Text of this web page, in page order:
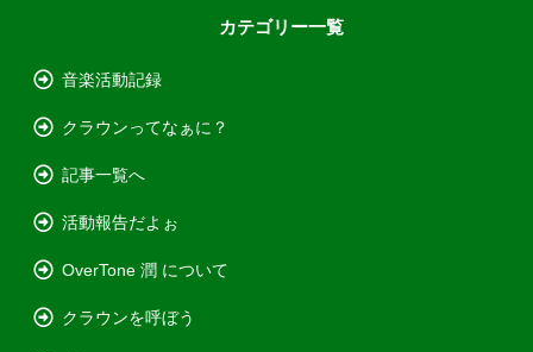
カテゴリー一覧
音楽活動記録
クラウンってなぁに？
記事一覧へ
活動報告だよぉ
OverTone 潤 について
クラウンを呼ぼう